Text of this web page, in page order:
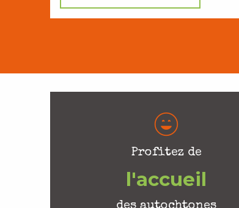
Profitez de
l'accueil